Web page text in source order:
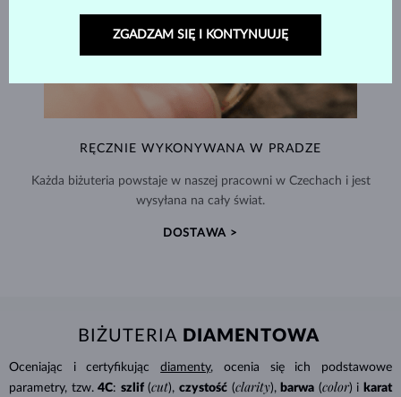
RĘCZNIE WYKONYWANA W PRADZE
Każda biżuteria powstaje w naszej pracowni w Czechach i jest
wysyłana na cały świat.
DOSTAWA >
BIŻUTERIA DIAMENTOWA
Oceniając i certyfikującdiamenty, ocenia się ich podstawowe
parametry, tzw. 4C: szlif (cut), czystość (clarity), barwa (color) i karat
ZGADZAM SIĘ I KONTYNUUJĘ